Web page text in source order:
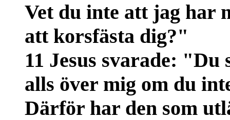
Vet du inte att jag har
att korsfästa dig?"
11 Jesus svarade:
alls över mig om du
Därför har den som